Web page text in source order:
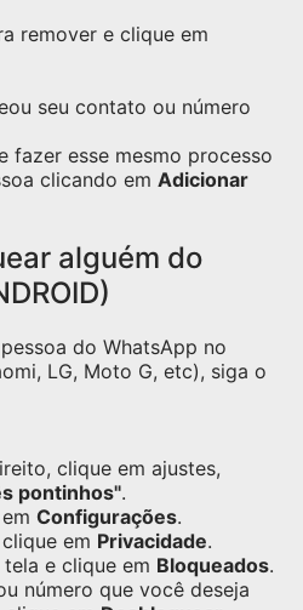
remover e clique em
seu contato ou número
fazer esse mesmo processo
clicando em Adicionar
alguém do
do WhatsApp no
LG, Moto G, etc), siga o
clique em ajustes,
pontinhos".
Configurações.
em Privacidade.
e clique em Bloqueados.
número que você deseja